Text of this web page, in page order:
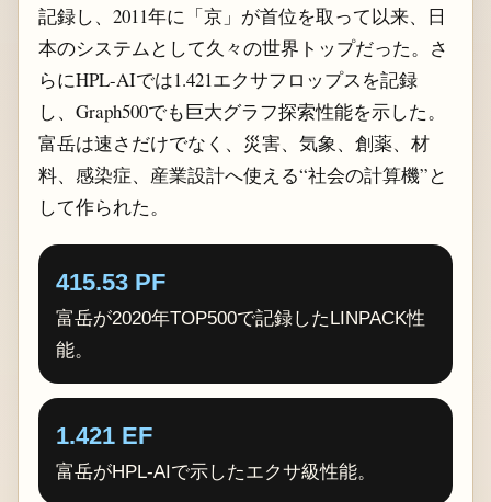
記録し、2011年に「京」が首位を取って以来、日
本のシステムとして久々の世界トップだった。さ
らにHPL-AIでは1.421エクサフロップスを記録
し、Graph500でも巨大グラフ探索性能を示した。
富岳は速さだけでなく、災害、気象、創薬、材
料、感染症、産業設計へ使える“社会の計算機”と
して作られた。
415.53 PF
富岳が2020年TOP500で記録したLINPACK性
能。
1.421 EF
富岳がHPL-AIで示したエクサ級性能。